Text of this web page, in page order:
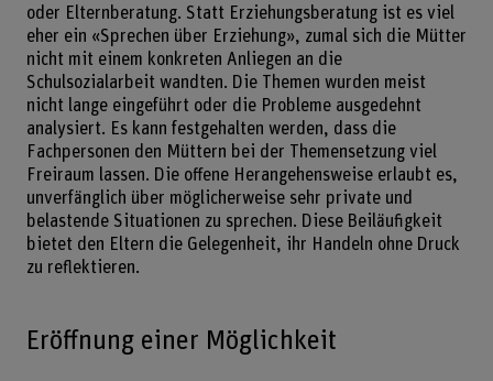
oder Elternberatung. Statt Erziehungsberatung ist es viel
eher ein «Sprechen über Erziehung», zumal sich die Mütter
nicht mit einem konkreten Anliegen an die
Schulsozialarbeit wandten. Die Themen wurden meist
nicht lange eingeführt oder die Probleme ausgedehnt
analysiert. Es kann festgehalten werden, dass die
Fachpersonen den Müttern bei der Themensetzung viel
Freiraum lassen. Die offene Herangehensweise erlaubt es,
unverfänglich über möglicherweise sehr private und
belastende Situationen zu sprechen. Diese Beiläufigkeit
bietet den Eltern die Gelegenheit, ihr Handeln ohne Druck
zu reflektieren.
Eröffnung einer Möglichkeit